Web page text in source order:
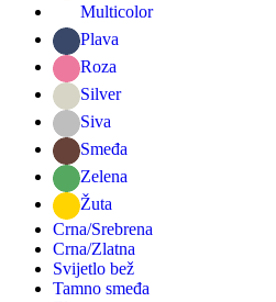
Multicolor
Plava
Roza
Silver
Siva
Smeđa
Zelena
Žuta
Crna/Srebrena
Crna/Zlatna
Svijetlo bež
Tamno smeđa